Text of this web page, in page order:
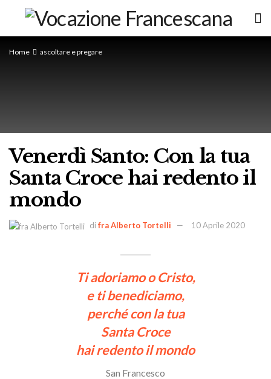
Home ascoltare e pregare
Venerdì Santo: Con la tua
Santa Croce hai redento il
mondo
difra Alberto Tortelli 10 Aprile 2020
Ti adoriamo o Cristo,
e ti benediciamo,
perché con la tua
Santa Croce
hai redento il mondo
San Francesco